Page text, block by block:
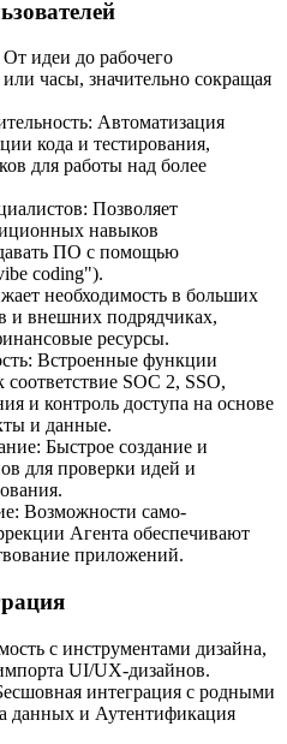
От идеи до рабочего
часы, значительно сокращая
Автоматизация
кода и тестирования,
для работы над более
Позволяет
навыков
ПО с помощью
coding").
необходимость в больших
и внешних подрядчиках,
ресурсы.
Встроенные функции
соответствие SOC 2, SSO,
и контроль доступа на основе
и данные.
Быстрое создание и
для проверки идей и
Возможности само-
Агента обеспечивают
приложений.
с инструментами дизайна,
UI/UX-дизайнов.
интеграция с родными
данных и Аутентификация